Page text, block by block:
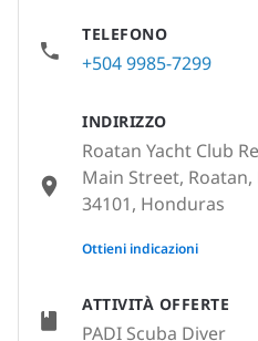
ATTIVITÀ OFFERTE
PADI Scuba Diver
TELEFONO
+504 9985-7299
INDIRIZZO
Roatan Yacht Club
Main Street, Roatan,
34101, Honduras
None
Ottieni indicazioni